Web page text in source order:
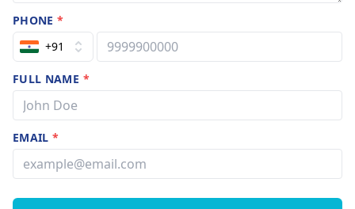
PHONE*
+91
FULL NAME *
EMAIL*